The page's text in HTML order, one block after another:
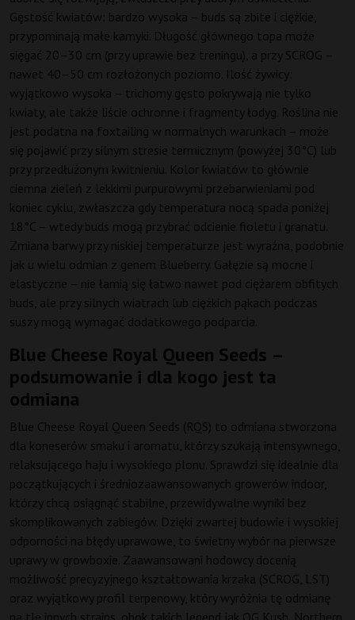
Gęstość kwiatów: bardzo wysoka – buds są zbite i ciężkie,
przypominają małe kamyki. Długość głównego topa może
sięgać 20–30 cm (przy uprawie bez treningu), a przy SCROG –
nawet 40–50 cm rozłożonych poziomo. Ilość żywicy:
wyjątkowo wysoka – trichomy gęsto pokrywają nie tylko
kwiaty, ale także liście ochronne i fragmenty łodyg. Roślina nie
jest podatna na foxtailing w normalnych warunkach – może
się pojawić przy silnym stresie termicznym (powyżej 30°C) lub
przy przedłużonym kwitnieniu. Kolor kwiatów to głównie
ciemna zieleń z lekkimi purpurowymi przebarwieniami pod
koniec cyklu, zwłaszcza gdy temperatura nocą spada poniżej
18°C – wtedy buds mogą przybrać odcienie fioletu i granatu.
Zmiana barwy przy niskiej temperaturze jest wyraźna, podobnie
jak u wielu odmian z genem Blueberry. Gałęzie są mocne i
elastyczne – nie łamią się łatwo nawet pod ciężarem obfitych
buds, ale przy silnych wiatrach lub ciężkich pąkach podczas
suszy mogą wymagać dodatkowego podparcia.
Blue Cheese Royal Queen Seeds –
podsumowanie i dla kogo jest ta
odmiana
Blue Cheese Royal Queen Seeds (RQS) to odmiana stworzona
dla koneserów smaku i aromatu, którzy szukają intensywnego,
relaksującego haju i wysokiego plonu. Sprawdzi się idealnie dla
początkujących i średniozaawansowanych growerów indoor,
którzy chcą osiągnąć stabilne, przewidywalne wyniki bez
skomplikowanych zabiegów. Dzięki zwartej budowie i wysokiej
odporności na błędy uprawowe, to świetny wybór na pierwsze
uprawy w growboxie. Zaawansowani hodowcy docenią
możliwość precyzyjnego kształtowania krzaka (SCROG, LST)
oraz wyjątkowy profil terpenowy, który wyróżnia tę odmianę